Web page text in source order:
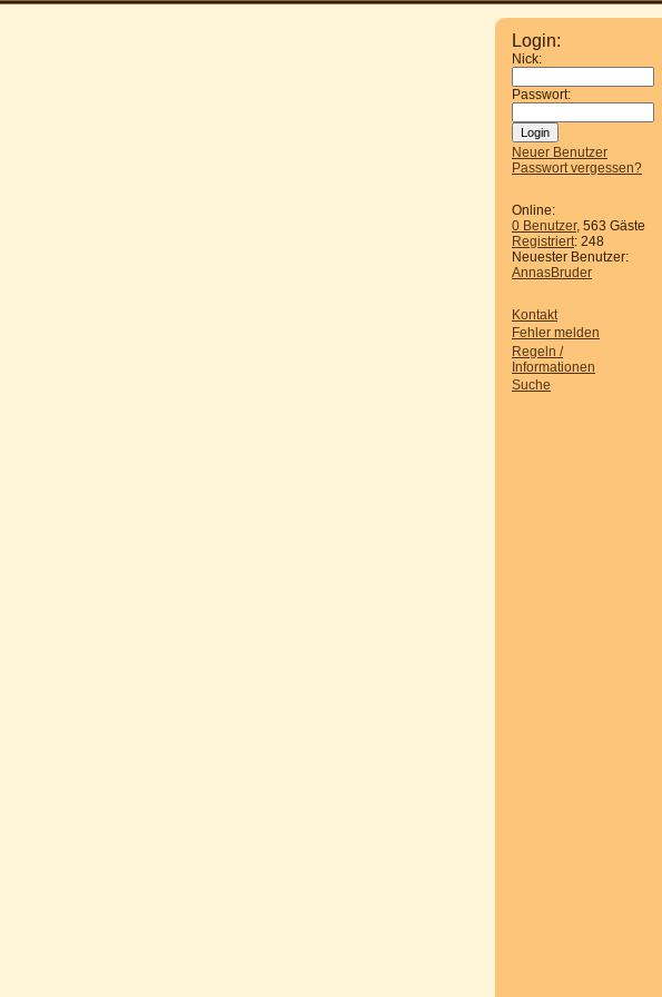
Login:
Nick:
Passwort:
Neuer Benutzer
Passwort vergessen?
Online:
0 Benutzer, 563 Gäste
Registriert: 248
Neuester Benutzer:
AnnasBruder
Kontakt
Fehler melden
Regeln /
Informationen
Suche